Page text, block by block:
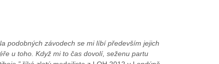
podobných závodech se mi líbí především jejich
u toho. Když mi to čas dovolí, seženu partu